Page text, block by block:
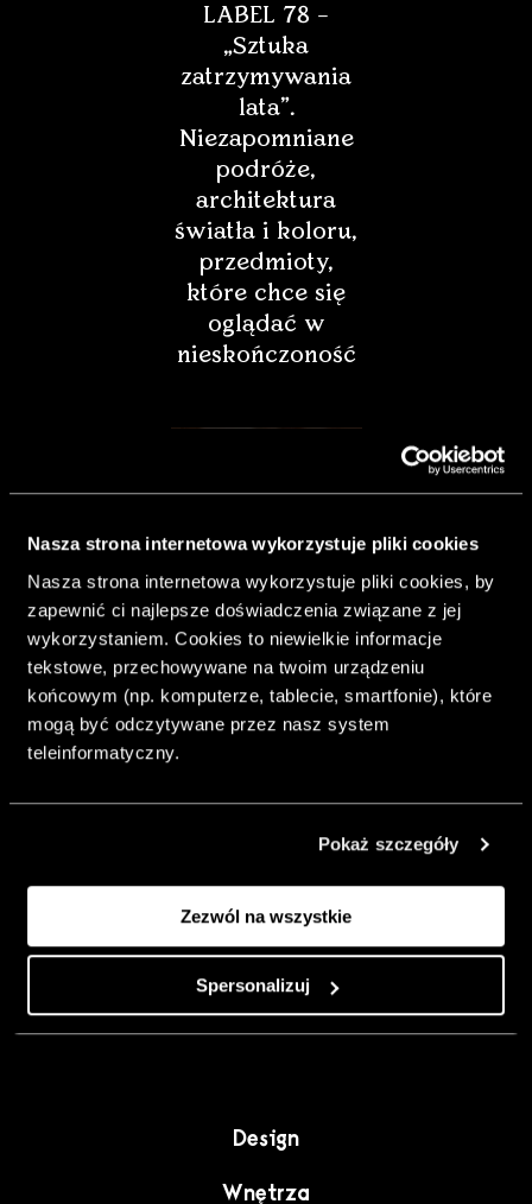
Nasza strona internetowa wykorzystuje pliki cookies
Nasza strona internetowa wykorzystuje pliki cookies, by
zapewnić ci najlepsze doświadczenia związane z jej
wykorzystaniem. Cookies to niewielkie informacje
tekstowe, przechowywane na twoim urządzeniu
końcowym (np. komputerze, tablecie, smartfonie), które
mogą być odczytywane przez nasz system
teleinformatyczny.
Pokaż szczegóły
Zezwól na wszystkie
Spersonalizuj
LABEL 78 –
„Sztuka
zatrzymywania
lata”.
Niezapomniane
podróże,
architektura
światła i koloru,
przedmioty,
które chce się
oglądać w
nieskończoność
& Living 40.
„Dom bardziej
Twój. Odważ się
urządzić go
rzemiosło jako
punkt wyjścia
do wnętrz
pełnych
charakteru”.
Design
Wnętrza